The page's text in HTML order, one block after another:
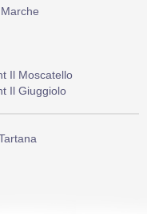
Il Moscatello
Il Giuggiolo